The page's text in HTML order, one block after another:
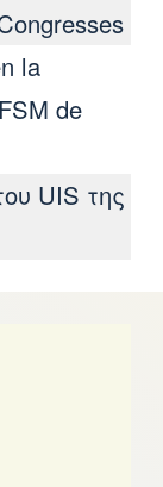
la
de
UIS της